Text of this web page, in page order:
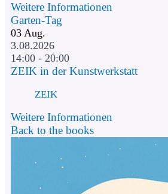
Weitere Informationen
Garten-Tag
03 Aug.
3.08.2026
14:00 - 20:00
ZEIK in der Kunstwerkstatt
ZEIK
Weitere Informationen
Back to the books